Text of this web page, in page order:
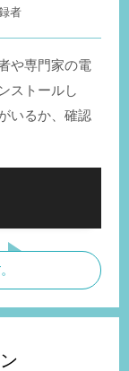
者
や専門家の電
ストールし
いるか、確認